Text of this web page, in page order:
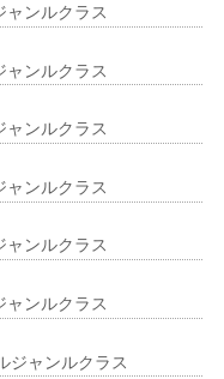
ンルクラス
ンルクラス
ンルクラス
ンルクラス
ンルクラス
ンルクラス
ジャンルクラス